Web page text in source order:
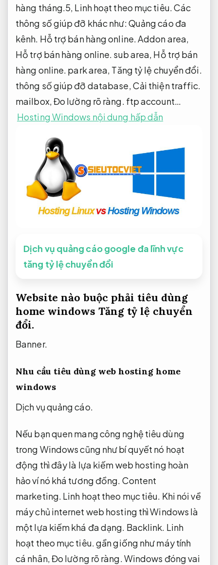
hàng tháng.5, Linh hoạt theo mục tiêu.Các
thông số giúp đỡ khác như:Quảng cáo đa
kênh. Hỗ trợ bán hàng online.Addon area,
Hỗ trợ bán hàng online. sub area, Hỗ trợ bán
hàng online. park area, Tăng tỷ lệ chuyển đổi.
thông số giúp đỡ database,Cải thiện traffic.
mailbox,Đo lường rõ ràng. ftp account…
Hosting Windows nội dung hấp dẫn
Dịch vụ quảng cáo google đa lĩnh vực
tăng tỷ lệ chuyển đổi
Website nào buộc phải tiêu dùng
home windows Tăng tỷ lệ chuyển
đổi.
Banner.
Nhu cầu tiêu dùng web hosting home
windows
Dịch vụ quảng cáo.
Nếu bạn quen mang công nghệ tiêu dùng
trong Windows cũng như bí quyết nó hoạt
động thì đây là lựa kiếm web hosting hoàn
hảo ví nó khá tương đồng. Content
marketing. Linh hoạt theo mục tiêu. Khi nói về
máy chủ internet web hosting thì Windows là
một lựa kiếm khá đa dạng. Backlink. Linh
hoạt theo mục tiêu.gần giống như máy tính
cá nhân,Đo lường rõ ràng.Windows đóng vai